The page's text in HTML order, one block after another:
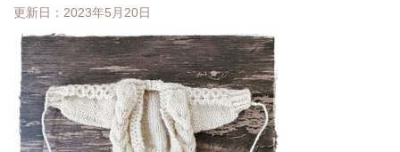
更新日： 2023年5月20日